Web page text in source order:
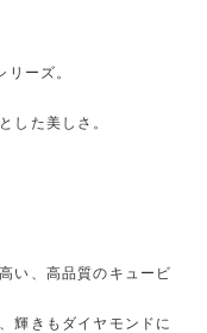
ーズ。
した美しさ。
い、高品質のキュービ
輝きもダイヤモンドに